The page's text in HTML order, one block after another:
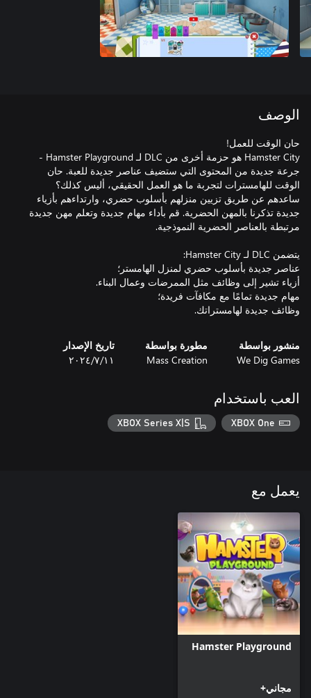
الوصف
Hamster City هو حزمة أخرى من DLC لـ Hamster Playground -
جرعة جديدة من المحتوى التي ستضيف عناصر جديدة للعبة. حان
ساعدهم عن طريق تزيين منزلهم بأسلوب حضري، وارتداءهم بأزياء
جديدة تذكرنا بالمهن الحضرية. قم بأداء مهام جديدة وتعلم مهن جديدة
وظائف جديدة لهامستراتك.
منشور بواسطة
We Dig Games
مطورة بواسطة
Mass Creation
تاريخ الإصدار
١١‏/٧‏/٢٠٢٤
العب باستخدام
XBOX One
XBOX Series X|S
يعمل مع
Hamster Playground
مجاني+